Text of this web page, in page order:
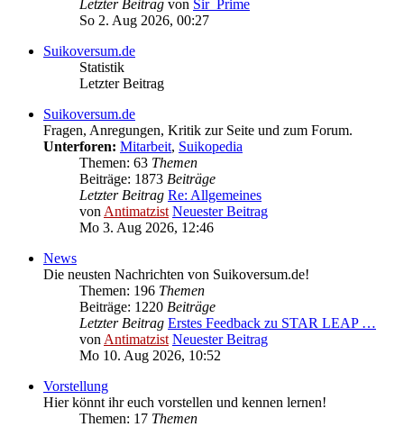
Letzter Beitrag von Sir_Prime
So 2. Aug 2026, 00:27
Suikoversum.de
Statistik
Letzter Beitrag
Suikoversum.de
Fragen, Anregungen, Kritik zur Seite und zum Forum.
Unterforen: Mitarbeit, Suikopedia
Themen: 63 Themen
Beiträge: 1873 Beiträge
Letzter Beitrag Re: Allgemeines
vonAntimatzist Neuester Beitrag
Mo 3. Aug 2026, 12:46
News
Die neusten Nachrichten von Suikoversum.de!
Themen: 196 Themen
Beiträge: 1220 Beiträge
Letzter Beitrag Erstes Feedback zu STAR LEAP …
vonAntimatzist Neuester Beitrag
Mo 10. Aug 2026, 10:52
Vorstellung
Hier könnt ihr euch vorstellen und kennen lernen!
Themen: 17 Themen